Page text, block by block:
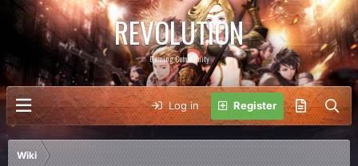
REVOLUTION
Gaming Community
Log in Register
Wiki